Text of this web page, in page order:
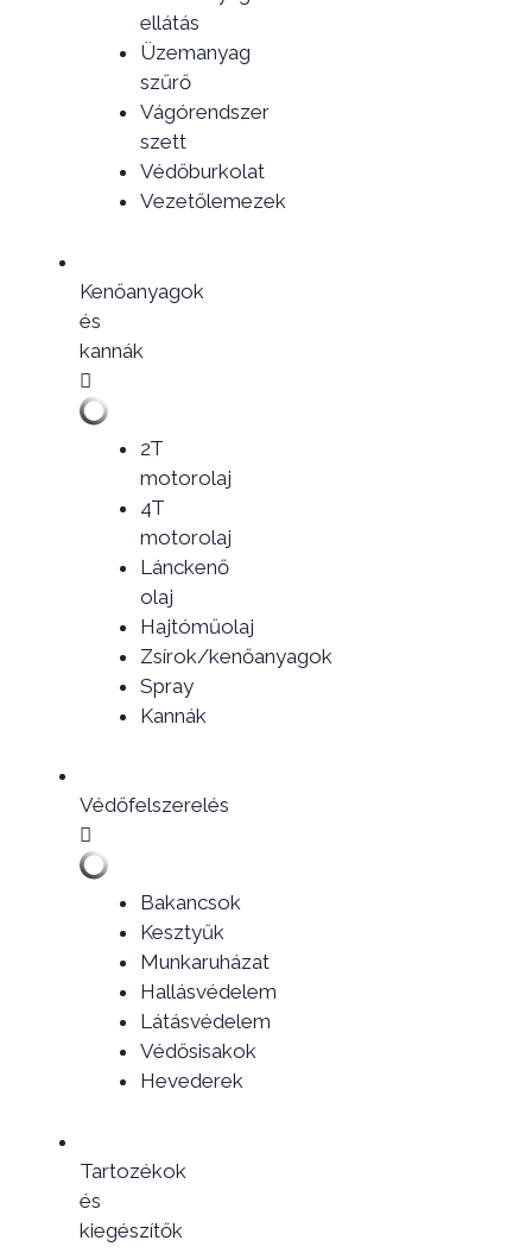
ellátás
Üzemanyag
szűrő
Vágórendszer
szett
Védőburkolat
Vezetőlemezek
Kenőanyagok
és
kannák
2T
motorolaj
4T
motorolaj
Lánckenő
olaj
Hajtóműolaj
Zsírok/kenőanyagok
Spray
Kannák
Védőfelszerelés
Bakancsok
Kesztyűk
Munkaruházat
Hallásvédelem
Látásvédelem
Védősisakok
Hevederek
Tartozékok
és
kiegészítők